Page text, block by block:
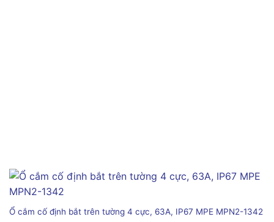
Ổ cắm cố định bắt trên tường 4 cực, 63A, IP67 MPE MPN2-1342